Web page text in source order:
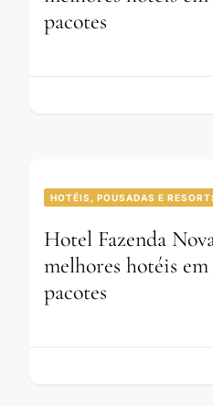
pacotes
HOTÉIS, POUSADAS E
Hotel Fazenda
melhores hotéis
pacotes